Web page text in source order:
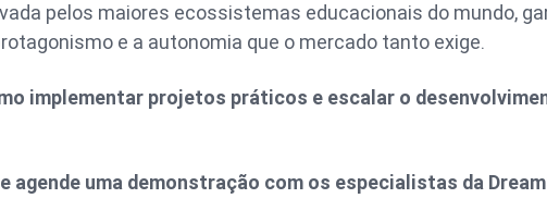
pelos maiores ecossistemas educacionais do mundo,
e a autonomia que o mercado tanto exige.
implementar projetos práticos e escalar o
e agende uma demonstração com os especialistas da